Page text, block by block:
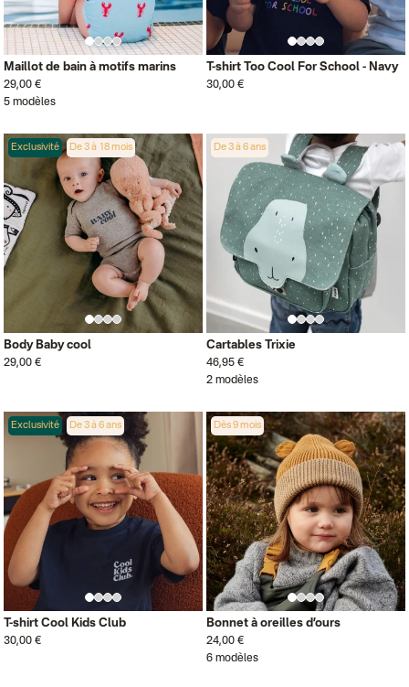
Maillot de bain à motifs marins
29,00 €
5 modèles
T-shirt Too Cool For School - Navy
30,00 €
De 3 à 18 mois
Exclusivité
Body Baby cool
29,00 €
De 3 à 6 ans
Cartables Trixie
46,95 €
2 modèles
De 3 à 6 ans
Exclusivité
T-shirt Cool Kids Club
30,00 €
Dès 9 mois
Bonnet à oreilles d’ours
24,00 €
6 modèles